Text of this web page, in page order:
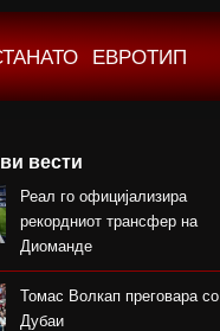
ЕВРОТИП
вести
Реал го официјализира
рекордниот трансфер на
Диоманде
Томас Волкап преговара со
Дубаи